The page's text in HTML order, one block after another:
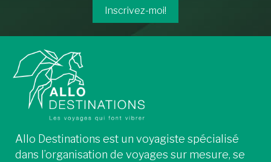
Inscrivez-moi!
Allo Destinations est un voyagiste spécialisé
dans l’organisation de voyages sur mesure, se